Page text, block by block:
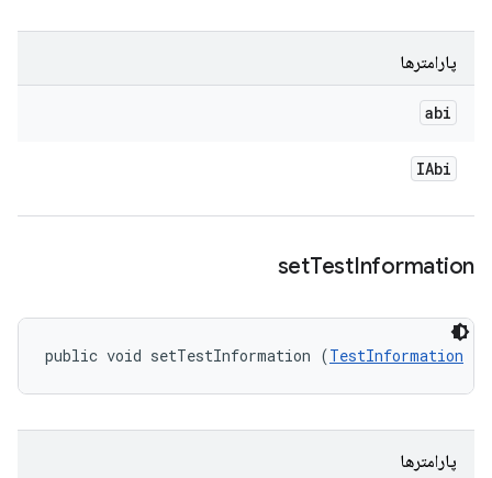
پارامترها
abi
IAbi
setTestInformation
public void setTestInformation (TestInformation
پارامترها